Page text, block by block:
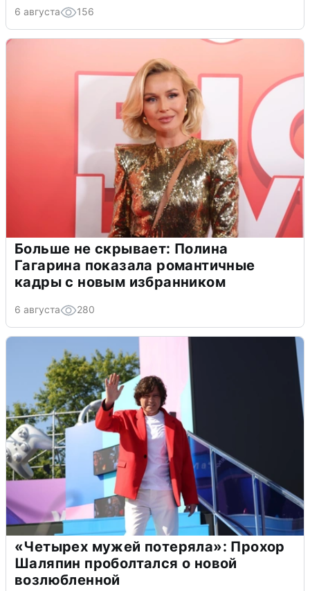
6 августа 156
Больше не скрывает: Полина
Гагарина показала романтичные
кадры с новым избранником
6 августа 280
«Четырех мужей потеряла»: Прохор
Шаляпин проболтался о новой
возлюбленной